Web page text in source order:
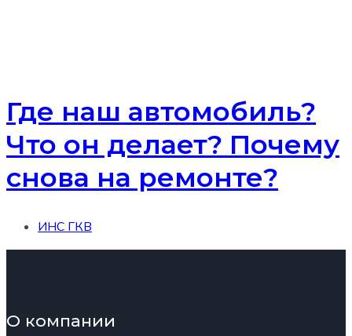
Где наш автомобиль?
Что он делает? Почему
снова на ремонте?
ИНС ГКВ
О компании